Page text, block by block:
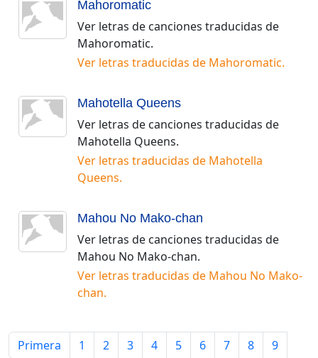
Mahoromatic
Ver letras de canciones traducidas de
Mahoromatic.
Ver letras traducidas de Mahoromatic.
Mahotella Queens
Ver letras de canciones traducidas de
Mahotella Queens.
Ver letras traducidas de Mahotella
Queens.
Mahou No Mako-chan
Ver letras de canciones traducidas de
Mahou No Mako-chan.
Ver letras traducidas de Mahou No Mako-
chan.
Primera 1 2 3 4 5 6 7 8
9